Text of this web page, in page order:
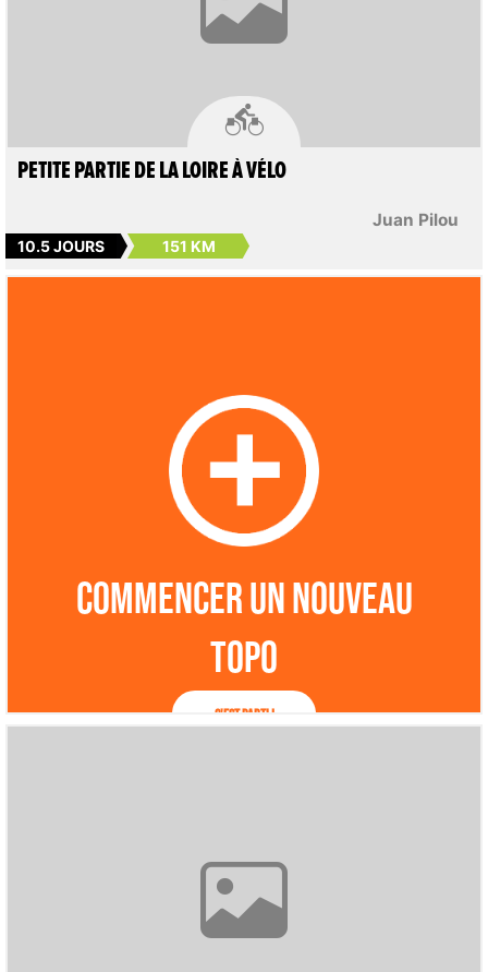

Juan Pilou
PETITE PARTIE DE LA LOIRE À VÉLO
10.5 JOURS 151 KM
Commencer un nouveau
topo
C'est parti !